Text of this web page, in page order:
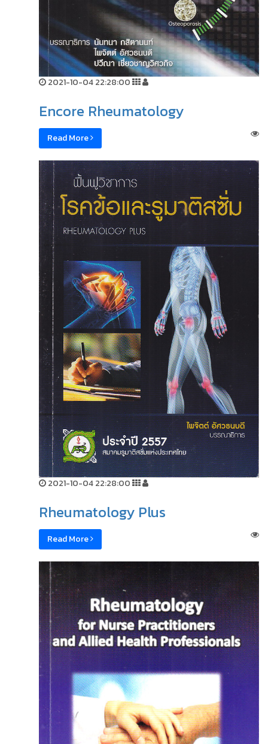
2021-10-04 22:28:00
Encore Rheumatology
Read More
2021-10-04 22:28:00
Rheumatology Plus
Read More